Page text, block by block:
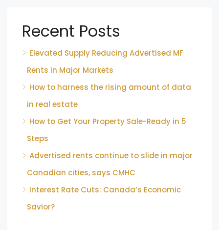
Recent Posts
Elevated Supply Reducing Advertised MF
Rents in Major Markets
How to harness the rising amount of data
in real estate
How to Get Your Property Sale-Ready in 5
Steps
Advertised rents continue to slide in major
Canadian cities, says CMHC
Interest Rate Cuts: Canada’s Economic
Savior?